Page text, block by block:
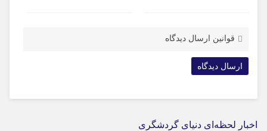
قوانین ارسال دیدگاه
اخبار لحظه‌ای دنیای گردشگری